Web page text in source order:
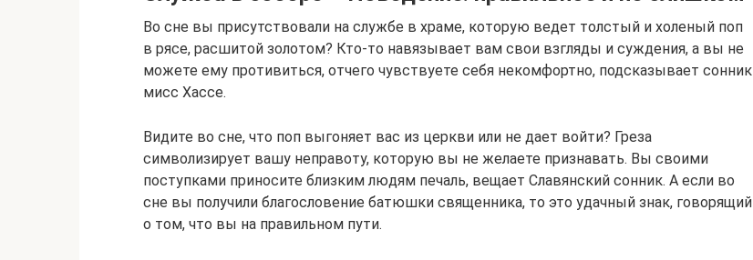
Во сне вы присутствовали на службе в храме, которую ведет толстый и холеный поп
в рясе, расшитой золотом? Кто-то навязывает вам свои взгляды и суждения, а вы не
можете ему противиться, отчего чувствуете себя некомфортно, подсказывает сонник
мисс Хассе.
Видите во сне, что поп выгоняет вас из церкви или не дает войти? Греза
символизирует вашу неправоту, которую вы не желаете признавать. Вы своими
поступками приносите близким людям печаль, вещает Славянский сонник. А если во
сне вы получили благословение батюшки священника, то это удачный знак, говорящий
о том, что вы на правильном пути.